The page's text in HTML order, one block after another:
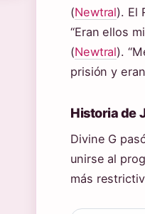
(Newtral). El
“Eran ellos
(Newtral).
prisión y
Historia de
Divine G
unirse al
más